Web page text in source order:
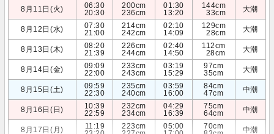
8月11日(火)
06:30
20:30
200cm
236cm
01:30
13:20
144cm
33cm
大潮
8月12日(水)
07:30
21:00
214cm
242cm
02:10
14:09
129cm
28cm
大潮
8月13日(木)
08:20
21:39
226cm
244cm
02:40
14:50
112cm
28cm
大潮
8月14日(金)
09:09
22:00
233cm
243cm
03:19
15:29
97cm
35cm
大潮
8月15日(土)
09:59
22:30
235cm
240cm
03:59
16:00
84cm
47cm
中潮
8月16日(日)
10:39
22:59
232cm
234cm
04:29
16:39
75cm
64cm
中潮
8月17日(月)
11:19
223cm
05:00
70cm
中潮